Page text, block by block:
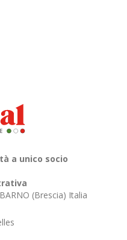
a unico socio
(Brescia) Italia